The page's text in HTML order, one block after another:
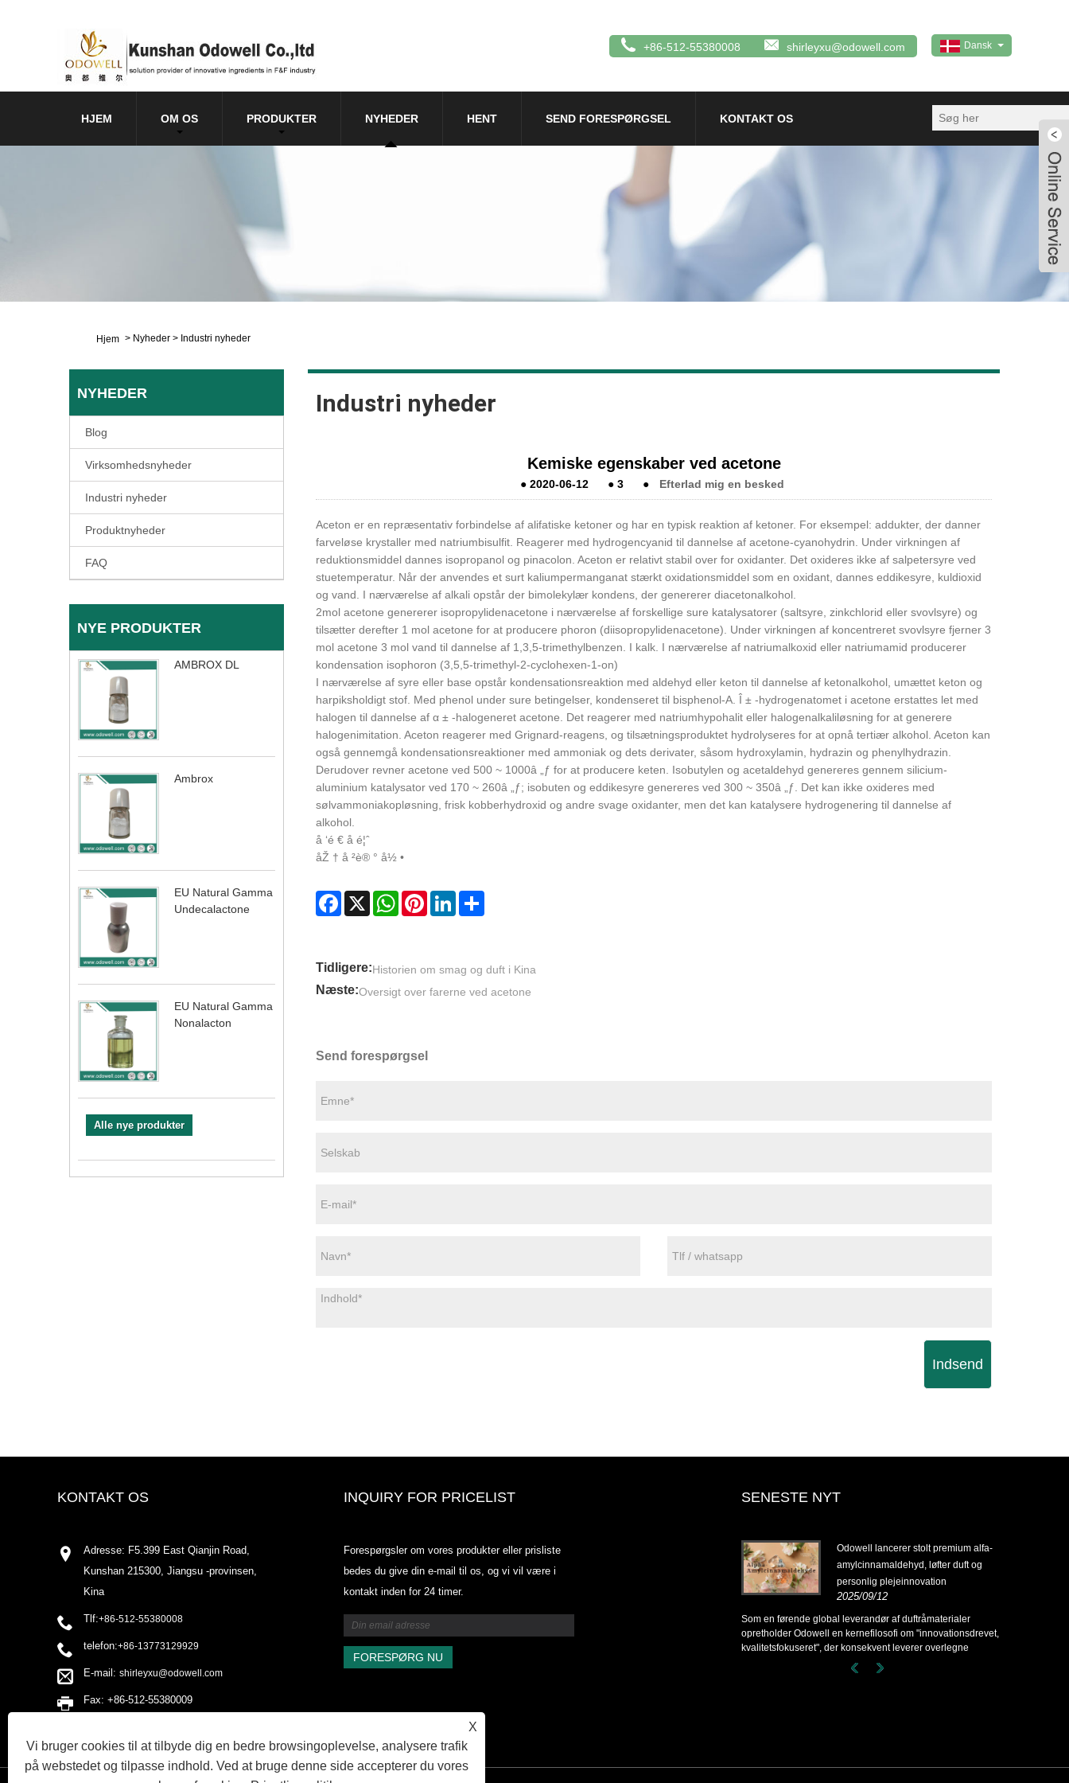
Dansk
+86-512-55380008 shirleyxu@odowell.com
HJEM OM OS PRODUKTER NYHEDER HENT SEND FORESPØRGSEL KONTAKT OS
Hjem > Nyheder > Industri nyheder
NYHEDER
Blog
Virksomhedsnyheder
Industri nyheder
Produktnyheder
FAQ
NYE PRODUKTER
AMBROX DL
Ambrox
EU Natural Gamma
Undecalactone
EU Natural Gamma
Nonalacton
Alle nye produkter
Industri nyheder
Kemiske egenskaber ved acetone
●2020-06-12 ●3 ● Efterlad mig en besked
Aceton er en repræsentativ forbindelse af alifatiske ketoner og har en typisk reaktion af ketoner. For eksempel: addukter, der danner
farveløse krystaller med natriumbisulfit. Reagerer med hydrogencyanid til dannelse af acetone-cyanohydrin. Under virkningen af ​​
reduktionsmiddel dannes isopropanol og pinacolon. Aceton er relativt stabil over for oxidanter. Det oxideres ikke af salpetersyre ved
stuetemperatur. Når der anvendes et surt kaliumpermanganat stærkt oxidationsmiddel som en oxidant, dannes eddikesyre, kuldioxid
og vand. I nærværelse af alkali opstår der bimolekylær kondens, der genererer diacetonalkohol.
2mol acetone genererer isopropylidenacetone i nærværelse af forskellige sure katalysatorer (saltsyre, zinkchlorid eller svovlsyre) og
tilsætter derefter 1 mol acetone for at producere phoron (diisopropylidenacetone). Under virkningen af ​​koncentreret svovlsyre fjerner 3
mol acetone 3 mol vand til dannelse af 1,3,5-trimethylbenzen. I kalk. I nærværelse af natriumalkoxid eller natriumamid producerer
kondensation isophoron (3,5,5-trimethyl-2-cyclohexen-1-on)
I nærværelse af syre eller base opstår kondensationsreaktion med aldehyd eller keton til dannelse af ketonalkohol, umættet keton og
harpiksholdigt stof. Med phenol under sure betingelser, kondenseret til bisphenol-A. Î ± -hydrogenatomet i acetone erstattes let med
halogen til dannelse af α ± -halogeneret acetone. Det reagerer med natriumhypohalit eller halogenalkaliløsning for at generere
halogenimitation. Aceton reagerer med Grignard-reagens, og tilsætningsproduktet hydrolyseres for at opnå tertiær alkohol. Aceton kan
også gennemgå kondensationsreaktioner med ammoniak og dets derivater, såsom hydroxylamin, hydrazin og phenylhydrazin.
Derudover revner acetone ved 500 ~ 1000â „ƒ for at producere keten. Isobutylen og acetaldehyd genereres gennem silicium-
aluminium katalysator ved 170 ~ 260â „ƒ; isobuten og eddikesyre genereres ved 300 ~ 350â „ƒ. Det kan ikke oxideres med
sølvammoniakopløsning, frisk kobberhydroxid og andre svage oxidanter, men det kan katalysere hydrogenering til dannelse af
alkohol.
å ‘é € å é¦ˆ
åŽ † å ²è® ° å½ •
Facebook
X WhatsAppPinterestLinkedIn
Tidligere:Historien om smag og duft i Kina
Næste:Oversigt over farerne ved acetone
Send forespørgsel
Indsend
KONTAKT OS
Adresse: F5.399 East Qianjin Road,
Kunshan 215300, Jiangsu -provinsen,
Kina
Tlf:+86-512-55380008
telefon:+86-13773129929
E-mail: shirleyxu@odowell.com
Fax: +86-512-55380009
INQUIRY FOR PRICELIST
Forespørgsler om vores produkter eller prisliste
bedes du give din e-mail til os, og vi vil være i
kontakt inden for 24 timer.
SENESTE NYT
2025.07.25
Odowell lancerer stolt premium alfa-
amylcinnamaldehyd, løfter duft og
personlig plejeinnovation
2025/09/12
Som en førende global leverandør af duftråmaterialer
opretholder Odowell en kernefilosofi om "innovationsdrevet,
kvalitetsfokuseret", der konsekvent leverer overlegne
duftløsninger til kunder over hele verden.
X
Vi bruger cookies til at tilbyde dig en bedre browsingoplevelse, analysere trafik
på webstedet og tilpasse indhold. Ved at bruge denne side accepterer du vores